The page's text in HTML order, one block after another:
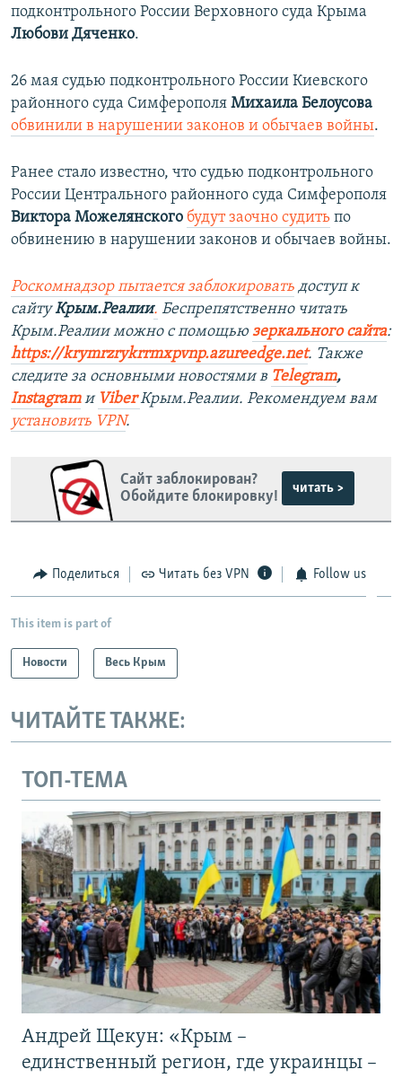
подконтрольного России Верховного суда Крыма
Любови Дяченко.
26 мая судью подконтрольного России Киевского
районного суда Симферополя Михаила Белоусова
обвинили в нарушении законов и обычаев войны.
Ранее стало известно, что судью подконтрольного
России Центрального районного суда Симферополя
Виктора Можелянского будут заочно судить по
обвинению в нарушении законов и обычаев войны.
Роскомнадзор пытается заблокировать доступ к
сайту Крым.Реалии. Беспрепятственно читать
Крым.Реалии можно с помощью зеркального сайта:
https://krymrzrykrrmxpvnp.azureedge.net. Также
следите за основными новостями в Telegram,
Instagram и ViberКрым.Реалии. Рекомендуем вам
установить VPN.
Сайт заблокирован?
Обойдите блокировку!
читать >
Поделиться Читать без VPN Follow us
This item is part of
Новости Весь Крым
ЧИТАЙТЕ ТАКЖЕ:
ТОП-ТЕМА
Андрей Щекун: «Крым –
единственный регион, где украинцы –